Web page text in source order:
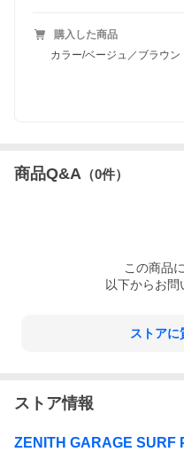
購入した商品
カラー/ベージュ／ブラウン
商品Q&A （0件）
この商品
以下からお問
ストアに
ストア情報
ZENITH GARAGE SURF